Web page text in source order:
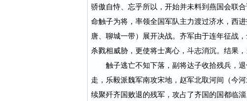
骄傲自恃、忘乎所以，开始并未料到燕国会联
命触子为将，率领全国军队主力渡过济水，西
唐、聊城一带）展开决战。齐军由于连年征战
杀戮相威胁，更使将士离心，斗志消沉。结果
触子逃亡不知下落，副将达子收拾残兵，退
走，乐毅派魏军南攻宋地，赵军北取河间（今
续聚歼齐国败退的残军，攻占了齐国的国都临